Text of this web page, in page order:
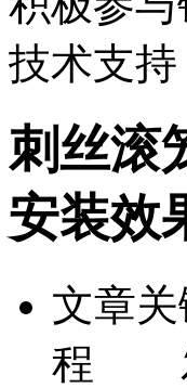
技术支持
刺丝滚
安装效
文章
程 发